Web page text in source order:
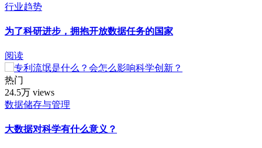
行业趋势
为了科研进步，拥抱开放数据任务的国家
阅读
热门
24.5万 views
数据储存与管理
大数据对科学有什么意义？